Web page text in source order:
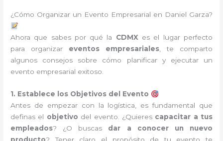
¿Cómo Organizar un Evento Empresarial en Daniel Garza?
Ahora que sabes por qué la CDMXes el lugar perfecto
para organizar eventos empresariales, te comparto
algunos consejos sobre cómo planificar y ejecutar un
evento empresarial exitoso.
1. Establece los Objetivos del Evento
Antes de empezar con la logística, es fundamental que
definas el objetivo del evento. ¿Quieres capacitar a tus
empleados? ¿O buscas dar a conocer un nuevo